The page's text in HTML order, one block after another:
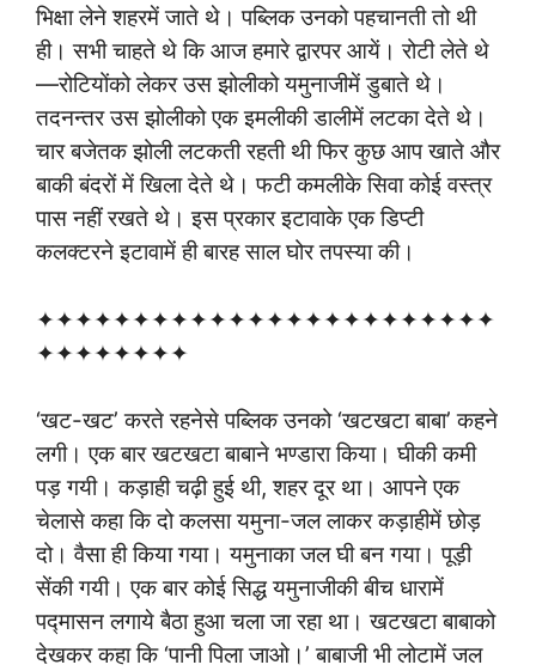
भिक्षा लेने शहरमें जाते थे। पब्लिक उनको पहचानती तो थी
ही। सभी चाहते थे कि आज हमारे द्वारपर आयें। रोटी लेते थे
—रोटियोंको लेकर उस झोलीको यमुनाजीमें डुबाते थे।
तदनन्तर उस झोलीको एक इमलीकी डालीमें लटका देते थे।
चार बजेतक झोली लटकती रहती थी फिर कुछ आप खाते और
बाकी बंदरों में खिला देते थे। फटी कमलीके सिवा कोई वस्त्र
पास नहीं रखते थे। इस प्रकार इटावाके एक डिप्टी
कलक्टरने इटावामें ही बारह साल घोर तपस्या की।
✦✦✦✦✦✦✦✦✦✦✦✦✦✦✦✦✦✦✦✦✦✦✦✦
✦✦✦✦✦✦✦✦
‘खट-खट’ करते रहनेसे पब्लिक उनको ‘खटखटा बाबा’ कहने
लगी। एक बार खटखटा बाबाने भण्डारा किया। घीकी कमी
पड़ गयी। कड़ाही चढ़ी हुई थी, शहर दूर था। आपने एक
चेलासे कहा कि दो कलसा यमुना-जल लाकर कड़ाहीमें छोड़
दो। वैसा ही किया गया। यमुनाका जल घी बन गया। पूड़ी
सेंकी गयी। एक बार कोई सिद्ध यमुनाजीकी बीच धारामें
पद्मासन लगाये बैठा हुआ चला जा रहा था। खटखटा बाबाको
देखकर कहा कि ‘पानी पिला जाओ।’ बाबाजी भी लोटामें जल